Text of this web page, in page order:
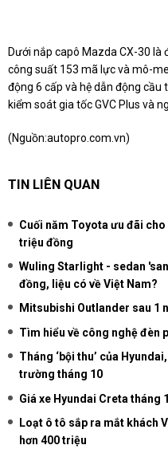
Dưới nắp capô Mazda CX-30 là
công suất 153 mã lực và mô-
động 6 cấp và hệ dẫn động cầu
kiểm soát gia tốc GVC Plus và
(Nguồn:autopro.com.vn)
TIN LIÊN QUAN
Cuối năm Toyota ưu đãi
triệu đồng
Wuling Starlight - sedan
đồng, liệu có về Việt Nam?
Mitsubishi Outlander sau 1
Tìm hiểu về công nghệ đèn
Tháng ‘bội thu’ của
trường tháng 10
Giá xe Hyundai Creta tháng
Loạt ô tô sắp ra mắt khách
hơn 400 triệu